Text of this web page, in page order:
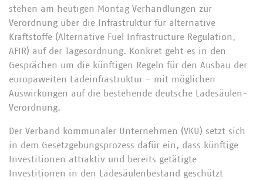
stehen am heutigen Montag Verhandlungen zur
Verordnung über die Infrastruktur für alternative
Kraftstoffe (Alternative Fuel Infrastructure Regulation,
AFIR) auf der Tagesordnung. Konkret geht es in den
Gesprächen um die künftigen Regeln für den Ausbau der
europaweiten Ladeinfrastruktur - mit möglichen
Auswirkungen auf die bestehende deutsche Ladesäulen-
Verordnung.
Der Verband kommunaler Unternehmen (VKU) setzt sich
in dem Gesetzgebungsprozess dafür ein, dass künftige
Investitionen attraktiv und bereits getätigte
Investitionen in den Ladesäulenbestand geschützt